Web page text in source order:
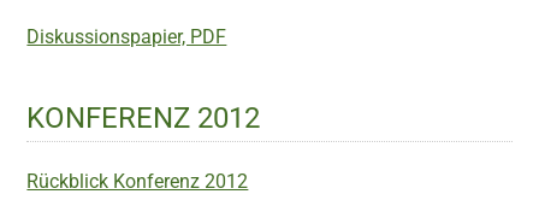
Diskussionspapier, PDF
KONFERENZ 2012
Rückblick Konferenz 2012